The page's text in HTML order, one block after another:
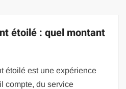
étoilé : quel montant
étoilé est une expérience
compte, du service